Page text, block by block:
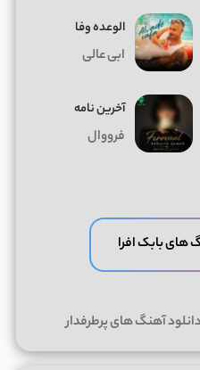
الوعده وفا
ابی عالی
آخرین نامه
فرووال
های بابک افرا
آهنگ های پرطرفدار